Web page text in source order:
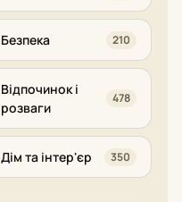
Безпека 210
Відпочинок і
розваги
478
Дім та інтер'єр 350